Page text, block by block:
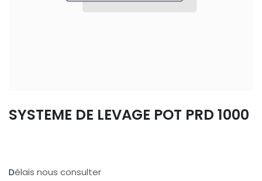
SYSTEME DE LEVAGE POT PRD 1000
Délais nous consulter